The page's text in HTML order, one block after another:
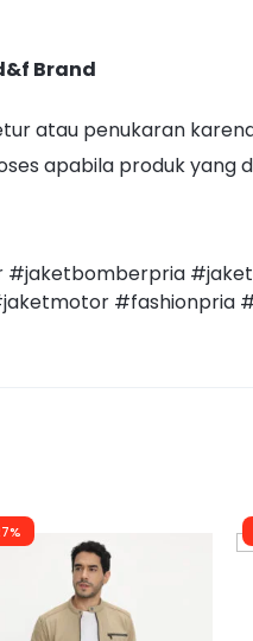
Brand
atau penukaran
apabila produk
#fashionpria